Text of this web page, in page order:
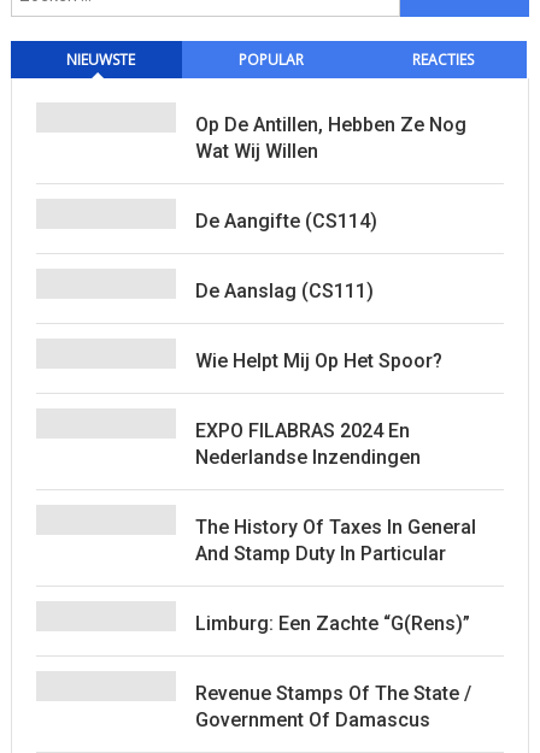
naar:
NIEUWSTE POPULAR REACTIES
Op De Antillen, Hebben Ze Nog
Wat Wij Willen
De Aangifte (CS114)
De Aanslag (CS111)
Wie Helpt Mij Op Het Spoor?
EXPO FILABRAS 2024 En
Nederlandse Inzendingen
The History Of Taxes In General
And Stamp Duty In Particular
Limburg: Een Zachte “G(rens)”
Revenue Stamps Of The State /
Government Of Damascus